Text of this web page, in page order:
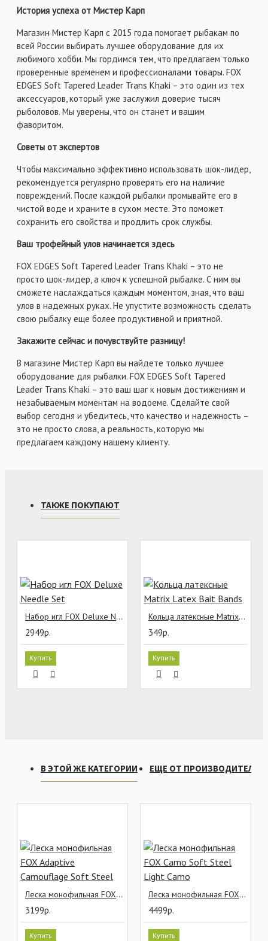
История успеха от Мистер Карп
Магазин Мистер Карп с 2015 года помогает рыбакам по
всей России выбирать лучшее оборудование для их
любимого хобби. Мы гордимся тем, что предлагаем только
проверенные временем и профессионалами товары. FOX
EDGES Soft Tapered Leader Trans Khaki – это один из тех
аксессуаров, который уже заслужил доверие тысяч
рыболовов. Мы уверены, что он станет и вашим
фаворитом.
Советы от экспертов
Чтобы максимально эффективно использовать шок-лидер,
рекомендуется регулярно проверять его на наличие
повреждений. После каждой рыбалки промывайте его в
чистой воде и храните в сухом месте. Это поможет
сохранить его свойства и продлить срок службы.
Ваш трофейный улов начинается здесь
FOX EDGES Soft Tapered Leader Trans Khaki – это не
просто шок-лидер, а ключ к успешной рыбалке. С ним вы
сможете наслаждаться каждым моментом, зная, что ваш
улов в надежных руках. Не упустите возможность сделать
свою рыбалку еще более продуктивной и приятной.
Закажите сейчас и почувствуйте разницу!
В магазине Мистер Карп вы найдете только лучшее
оборудование для рыбалки. FOX EDGES Soft Tapered
Leader Trans Khaki – это ваш шаг к новым достижениям и
незабываемым моментам на водоеме. Сделайте свой
выбор сегодня и убедитесь, что качество и надежность –
это не просто слова, а реальность, которую мы
предлагаем каждому нашему клиенту.
ТАКЖЕ ПОКУПАЮТ
Набор игл FOX Deluxe Needle Set
2949р.
Купить
Кольца латексные Matrix Latex Bait Bands
349р.
Купить
В ЭТОЙ ЖЕ КАТЕГОРИИ ЕЩЕ ОТ ПРОИЗВОДИТЕЛЯ
Леска монофильная FOX Adaptive Camouflage Soft Steel
3199р.
Купить
Леска монофильная FOX Camo Soft Steel Light Camo
4499р.
Купить